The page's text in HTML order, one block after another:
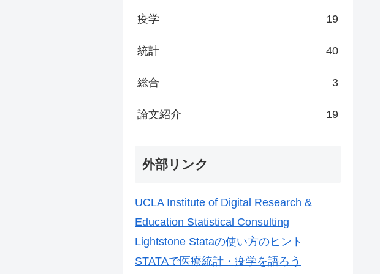
疫学 19
統計 40
総合 3
論文紹介 19
外部リンク
UCLA Institute of Digital Research &
Education Statistical Consulting
Lightstone Stataの使い方のヒント
STATAで医療統計・疫学を語ろう